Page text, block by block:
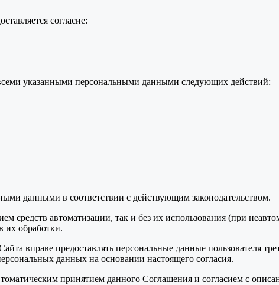
согласие:
указанными персональными данными следующих действий:
данными в соответствии с действующим законодательством.
средств автоматизации, так и без их использования (при
их обработки.
вправе предоставлять персональные данные пользователя
данных на основании настоящего согласия.
принятием данного Соглашения и согласием с